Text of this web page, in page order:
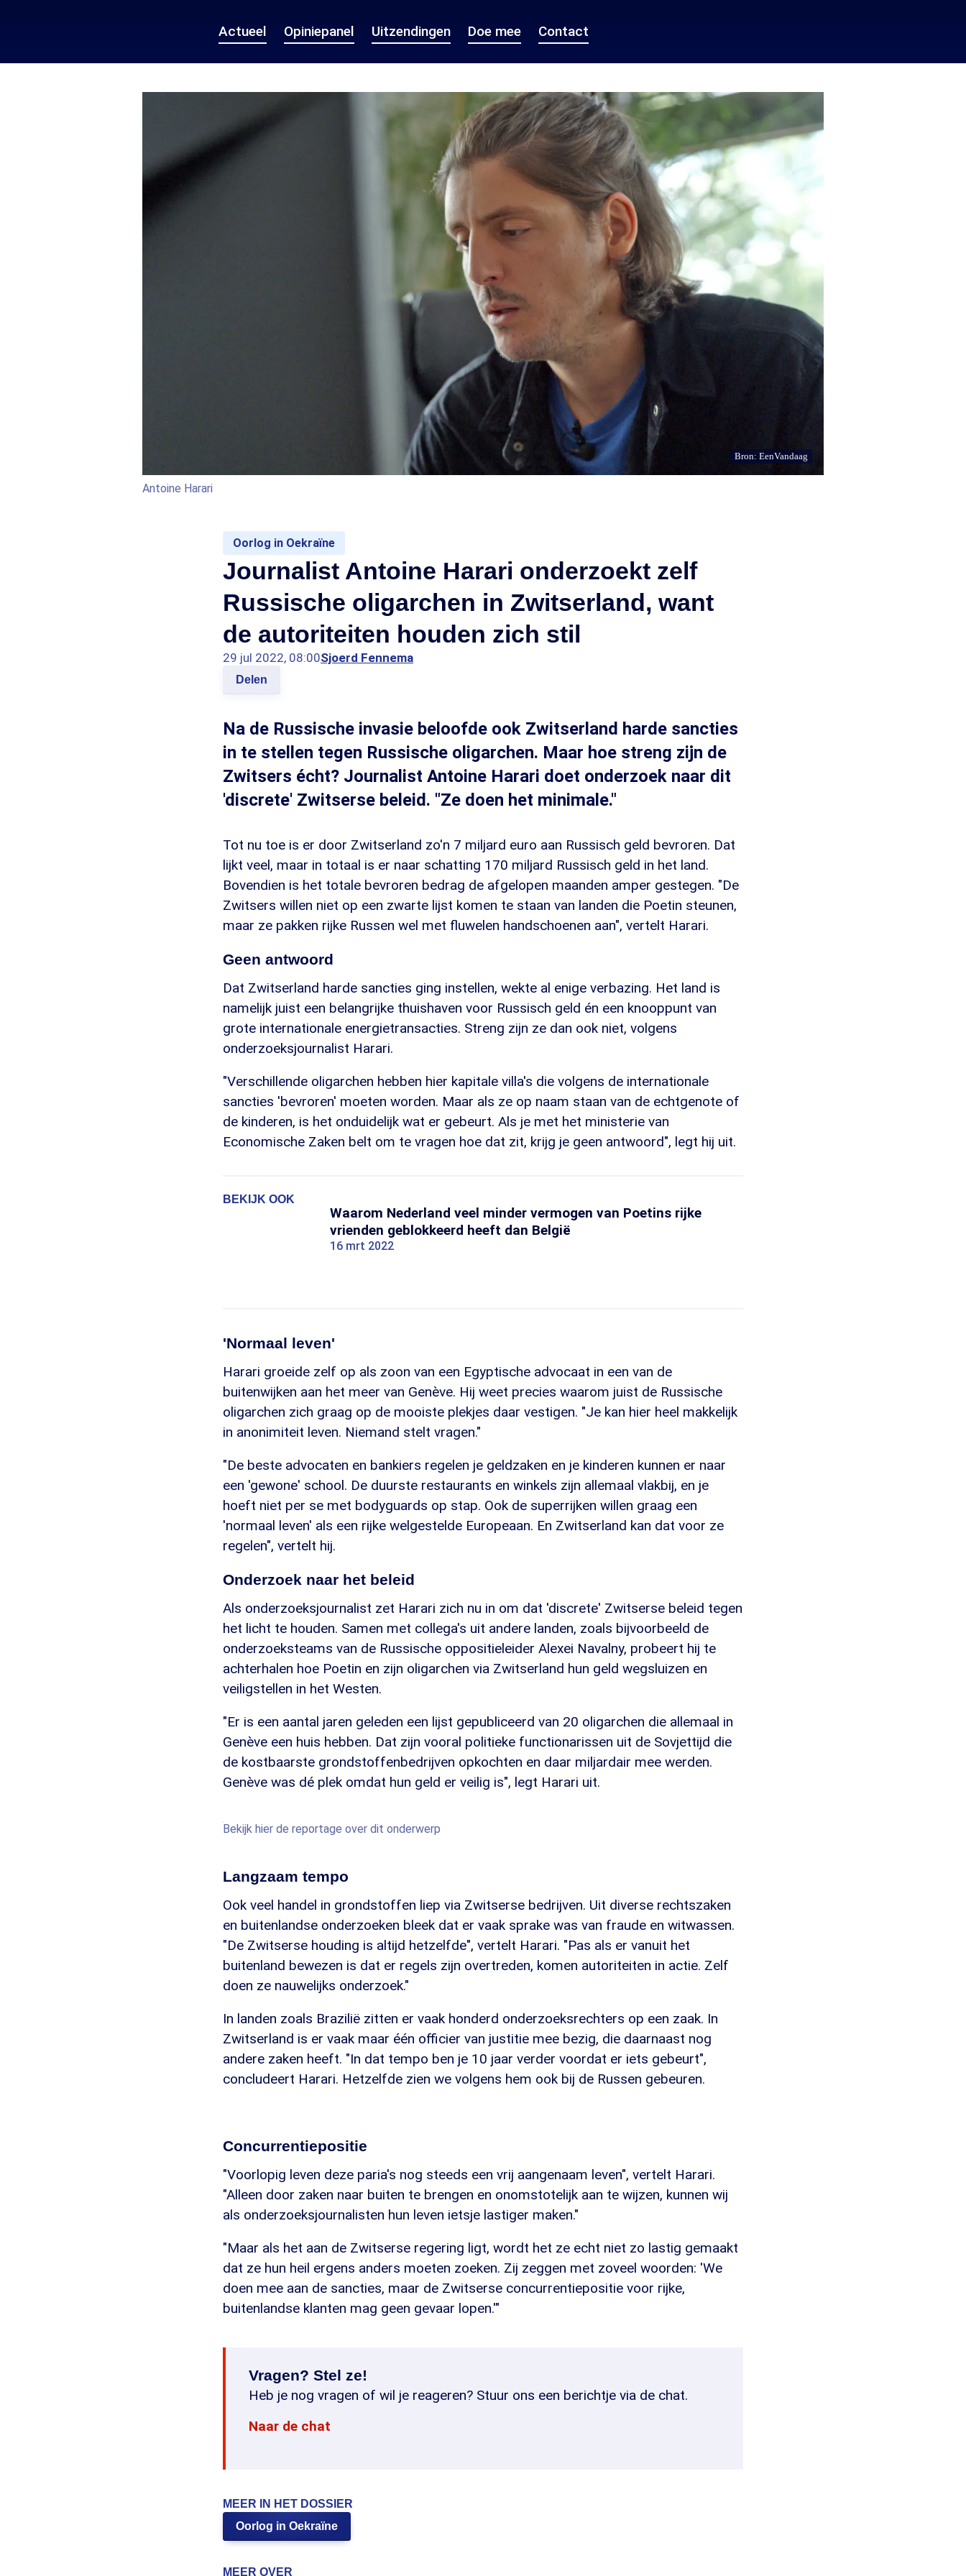
Actueel Opiniepanel Uitzendingen Doe mee Contact
Bron: EenVandaag
Antoine Harari
Oorlog in Oekraïne
Journalist Antoine Harari onderzoekt zelf
Russische oligarchen in Zwitserland, want
de autoriteiten houden zich stil
29 jul 2022, 08:00Sjoerd Fennema
Delen
Na de Russische invasie beloofde ook Zwitserland harde sancties
in te stellen tegen Russische oligarchen. Maar hoe streng zijn de
Zwitsers écht? Journalist Antoine Harari doet onderzoek naar dit
'discrete' Zwitserse beleid. "Ze doen het minimale."
Tot nu toe is er door Zwitserland zo'n 7 miljard euro aan Russisch geld bevroren. Dat
lijkt veel, maar in totaal is er naar schatting 170 miljard Russisch geld in het land.
Bovendien is het totale bevroren bedrag de afgelopen maanden amper gestegen. "De
Zwitsers willen niet op een zwarte lijst komen te staan van landen die Poetin steunen,
maar ze pakken rijke Russen wel met fluwelen handschoenen aan", vertelt Harari.
Geen antwoord
Dat Zwitserland harde sancties ging instellen, wekte al enige verbazing. Het land is
namelijk juist een belangrijke thuishaven voor Russisch geld én een knooppunt van
grote internationale energietransacties. Streng zijn ze dan ook niet, volgens
onderzoeksjournalist Harari.
"Verschillende oligarchen hebben hier kapitale villa's die volgens de internationale
sancties 'bevroren' moeten worden. Maar als ze op naam staan van de echtgenote of
de kinderen, is het onduidelijk wat er gebeurt. Als je met het ministerie van
Economische Zaken belt om te vragen hoe dat zit, krijg je geen antwoord", legt hij uit.
BEKIJK OOK
Waarom Nederland veel minder vermogen van Poetins rijke
vrienden geblokkeerd heeft dan België
16 mrt 2022
'Normaal leven'
Harari groeide zelf op als zoon van een Egyptische advocaat in een van de
buitenwijken aan het meer van Genève. Hij weet precies waarom juist de Russische
oligarchen zich graag op de mooiste plekjes daar vestigen. "Je kan hier heel makkelijk
in anonimiteit leven. Niemand stelt vragen."
"De beste advocaten en bankiers regelen je geldzaken en je kinderen kunnen er naar
een 'gewone' school. De duurste restaurants en winkels zijn allemaal vlakbij, en je
hoeft niet per se met bodyguards op stap. Ook de superrijken willen graag een
'normaal leven' als een rijke welgestelde Europeaan. En Zwitserland kan dat voor ze
regelen", vertelt hij.
Onderzoek naar het beleid
Als onderzoeksjournalist zet Harari zich nu in om dat 'discrete' Zwitserse beleid tegen
het licht te houden. Samen met collega's uit andere landen, zoals bijvoorbeeld de
onderzoeksteams van de Russische oppositieleider Alexei Navalny, probeert hij te
achterhalen hoe Poetin en zijn oligarchen via Zwitserland hun geld wegsluizen en
veiligstellen in het Westen.
"Er is een aantal jaren geleden een lijst gepubliceerd van 20 oligarchen die allemaal in
Genève een huis hebben. Dat zijn vooral politieke functionarissen uit de Sovjettijd die
de kostbaarste grondstoffenbedrijven opkochten en daar miljardair mee werden.
Genève was dé plek omdat hun geld er veilig is", legt Harari uit.
Bekijk hier de reportage over dit onderwerp
Langzaam tempo
Ook veel handel in grondstoffen liep via Zwitserse bedrijven. Uit diverse rechtszaken
en buitenlandse onderzoeken bleek dat er vaak sprake was van fraude en witwassen.
"De Zwitserse houding is altijd hetzelfde", vertelt Harari. "Pas als er vanuit het
buitenland bewezen is dat er regels zijn overtreden, komen autoriteiten in actie. Zelf
doen ze nauwelijks onderzoek."
In landen zoals Brazilië zitten er vaak honderd onderzoeksrechters op een zaak. In
Zwitserland is er vaak maar één officier van justitie mee bezig, die daarnaast nog
andere zaken heeft. "In dat tempo ben je 10 jaar verder voordat er iets gebeurt",
concludeert Harari. Hetzelfde zien we volgens hem ook bij de Russen gebeuren.
Concurrentiepositie
"Voorlopig leven deze paria's nog steeds een vrij aangenaam leven", vertelt Harari.
"Alleen door zaken naar buiten te brengen en onomstotelijk aan te wijzen, kunnen wij
als onderzoeksjournalisten hun leven ietsje lastiger maken."
"Maar als het aan de Zwitserse regering ligt, wordt het ze echt niet zo lastig gemaakt
dat ze hun heil ergens anders moeten zoeken. Zij zeggen met zoveel woorden: 'We
doen mee aan de sancties, maar de Zwitserse concurrentiepositie voor rijke,
buitenlandse klanten mag geen gevaar lopen.'"
Vragen? Stel ze!
Heb je nog vragen of wil je reageren? Stuur ons een berichtje via de chat.
Naar de chat
MEER IN HET DOSSIER
Oorlog in Oekraïne
MEER OVER